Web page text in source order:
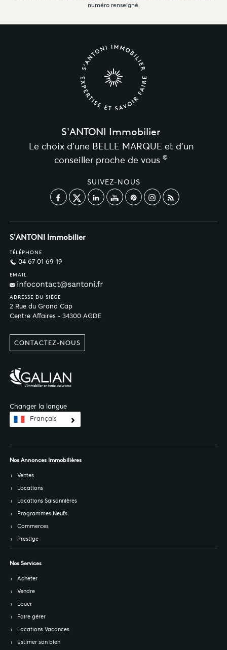
numéro renseigné.
S'ANTONI Immobilier
Le choix d’une BELLE MARQUE et d’un
conseiller proche de vous ©
SUIVEZ-NOUS
S'ANTONI Immobilier
TÉLÉPHONE
04 67 01 69 19
EMAIL
ADRESSE DU SIÈGE
2 Rue du Grand Cap
Centre Affaires - 34300 AGDE
CONTACTEZ-NOUS
Changer la langue
Français
Nos Annonces Immobilières
Ventes
Locations
Locations Saisonnières
Programmes Neufs
Commerces
Prestige
Nos Services
Acheter
Vendre
Louer
Faire gérer
Locations Vacances
Estimer son bien